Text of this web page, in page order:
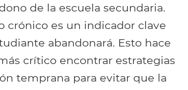
de la escuela secundaria.
crónico es un indicador clave
abandonará. Esto hace
crítico encontrar estrategias
temprana para evitar que la